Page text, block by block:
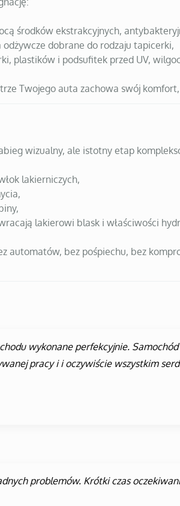
środków ekstrakcyjnych,
dobrane do rodzaju tapicerki,
plastików i podsufitek przed UV,
Twojego auta zachowa swój komfort,
wizualny, ale istotny etap
lakierniczych,
lakierowi blask i właściwości
automatów, bez pośpiechu, bez
wykonane perfekcyjnie.
pracy i i oczywiście wszystkim
problemów. Krótki czas